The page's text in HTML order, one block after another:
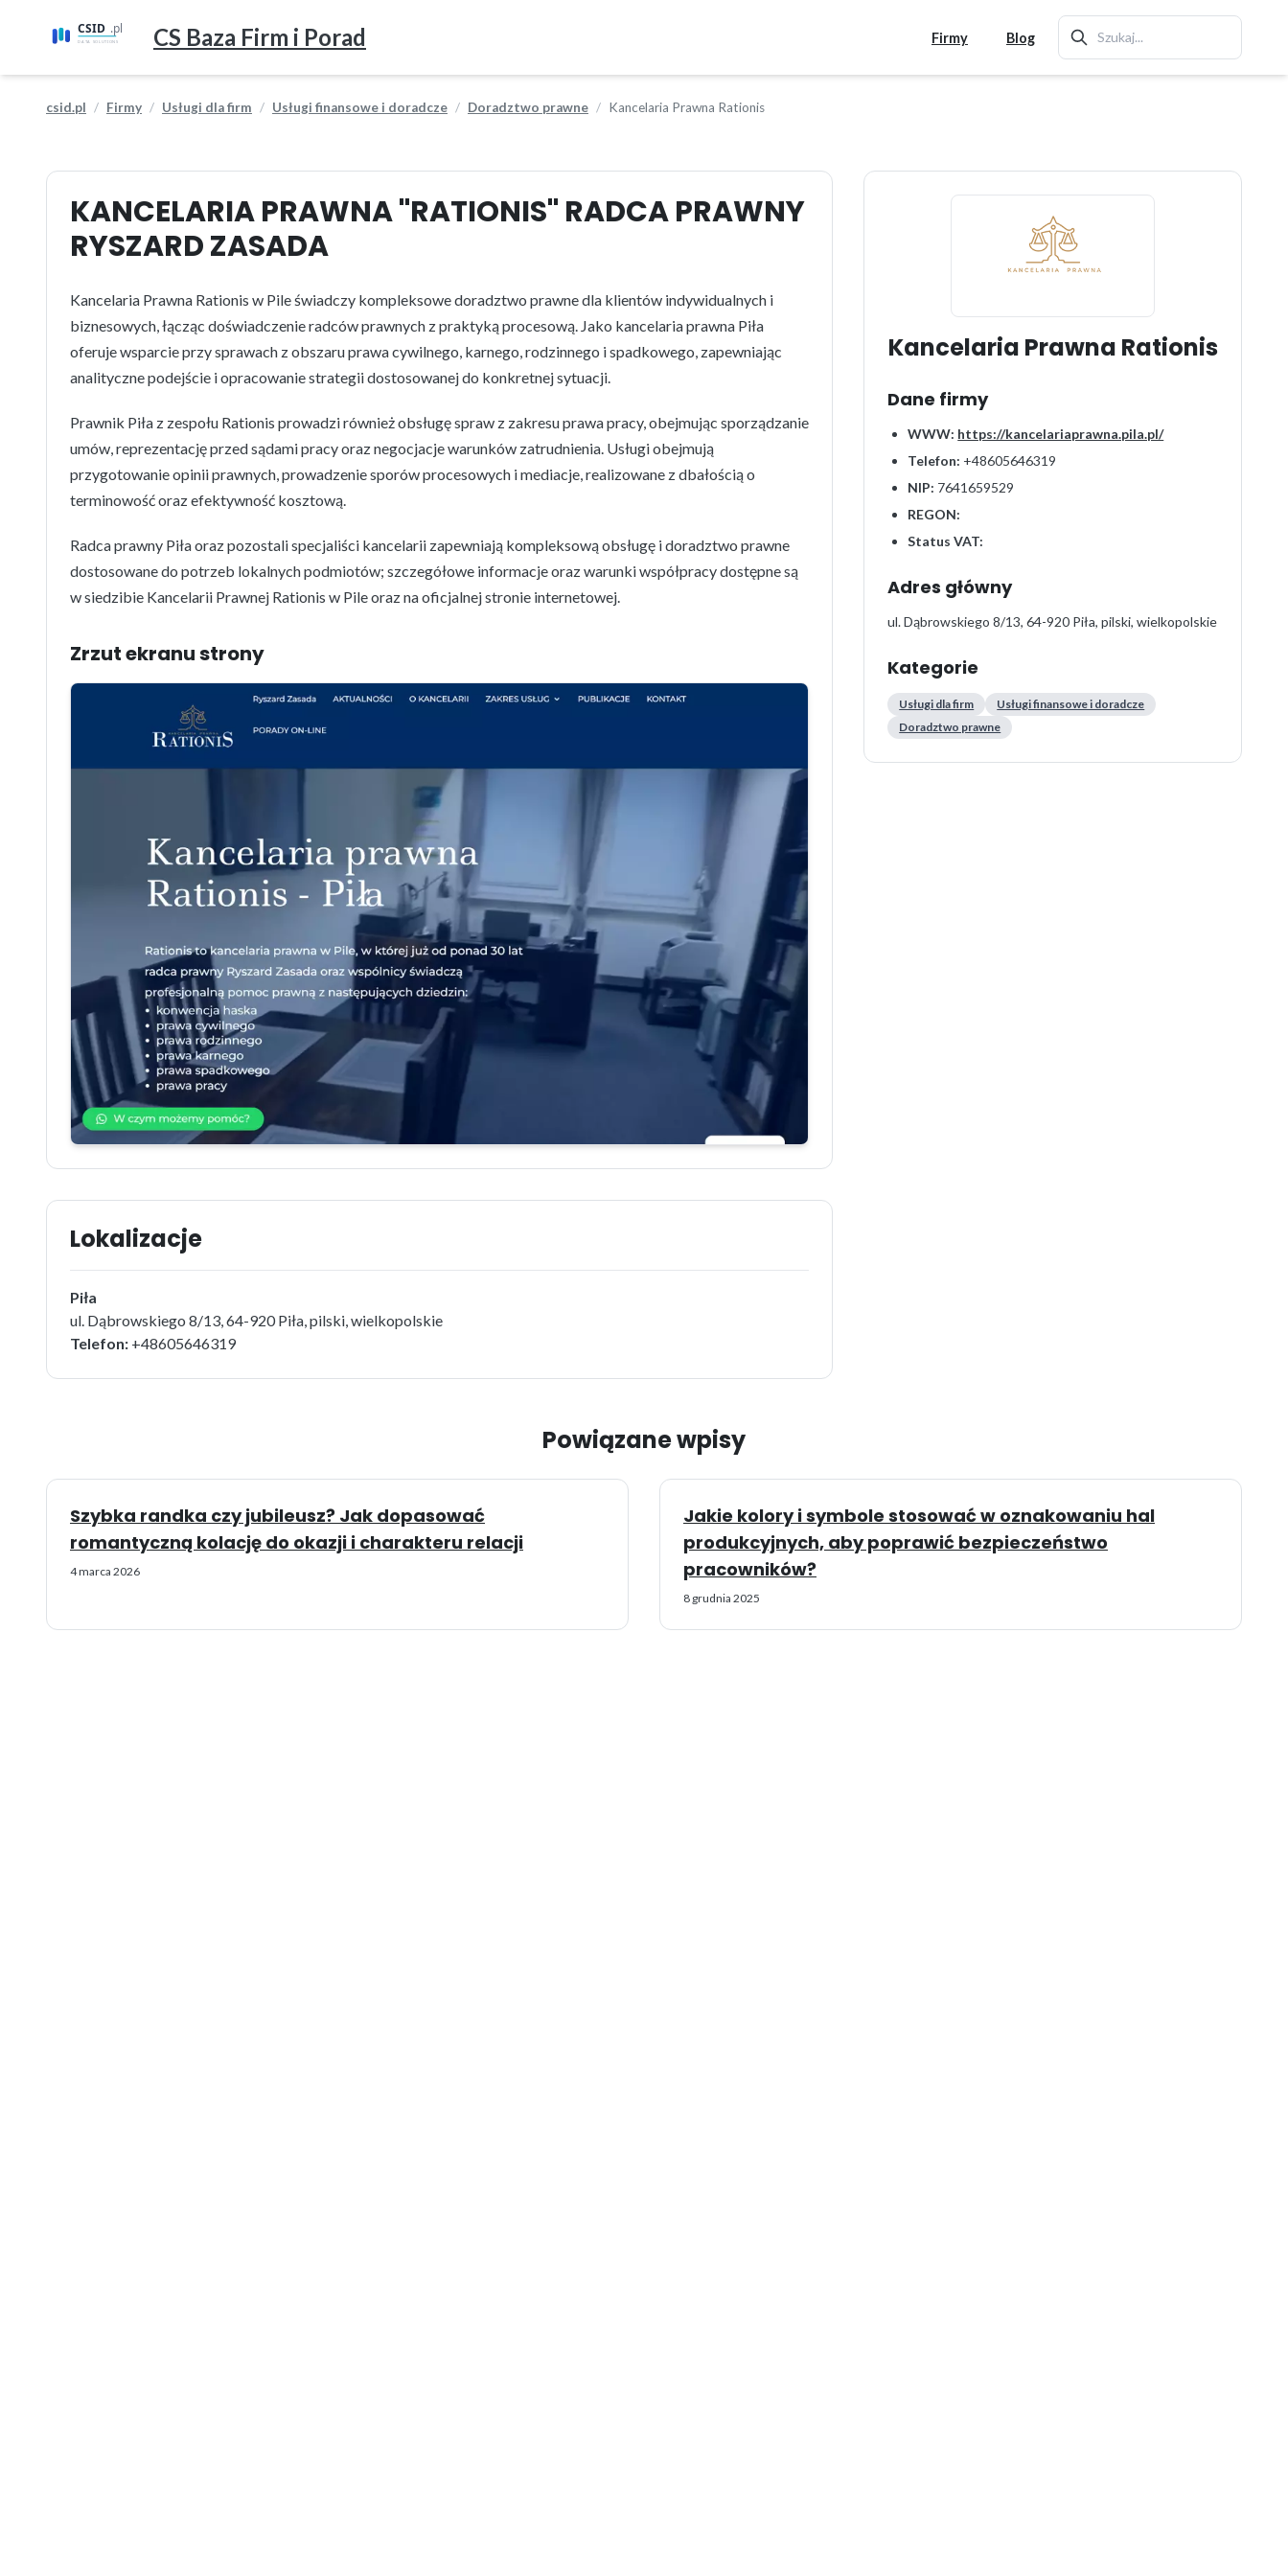
CS Baza Firm i Porad Firmy Blog
csid.pl Firmy Usługi dla firm Usługi finansowe i doradcze Doradztwo prawne Kancelaria Prawna Rationis
KANCELARIA PRAWNA "RATIONIS" RADCA PRAWNY
RYSZARD ZASADA
Kancelaria Prawna Rationis w Pile świadczy kompleksowe doradztwo prawne dla klientów indywidualnych i
biznesowych, łącząc doświadczenie radców prawnych z praktyką procesową. Jako kancelaria prawna Piła
oferuje wsparcie przy sprawach z obszaru prawa cywilnego, karnego, rodzinnego i spadkowego, zapewniając
analityczne podejście i opracowanie strategii dostosowanej do konkretnej sytuacji.
Prawnik Piła z zespołu Rationis prowadzi również obsługę spraw z zakresu prawa pracy, obejmując sporządzanie
umów, reprezentację przed sądami pracy oraz negocjacje warunków zatrudnienia. Usługi obejmują
przygotowanie opinii prawnych, prowadzenie sporów procesowych i mediacje, realizowane z dbałością o
terminowość oraz efektywność kosztową.
Radca prawny Piła oraz pozostali specjaliści kancelarii zapewniają kompleksową obsługę i doradztwo prawne
dostosowane do potrzeb lokalnych podmiotów; szczegółowe informacje oraz warunki współpracy dostępne są
w siedzibie Kancelarii Prawnej Rationis w Pile oraz na oficjalnej stronie internetowej.
Zrzut ekranu strony
Lokalizacje
Piła
ul. Dąbrowskiego 8/13, 64-920 Piła, pilski, wielkopolskie
Telefon: +48605646319
Kancelaria Prawna Rationis
Dane firmy
WWW: https://kancelariaprawna.pila.pl/
Telefon: +48605646319
NIP: 7641659529
REGON:
Status VAT:
Adres główny
ul. Dąbrowskiego 8/13, 64-920 Piła, pilski, wielkopolskie
Kategorie
Usługi dla firm
Usługi finansowe i doradcze
Doradztwo prawne
Powiązane wpisy
Szybka randka czy jubileusz? Jak dopasować
romantyczną kolację do okazji i charakteru relacji
4 marca 2026
Jakie kolory i symbole stosować w oznakowaniu hal
produkcyjnych, aby poprawić bezpieczeństwo
pracowników?
8 grudnia 2025